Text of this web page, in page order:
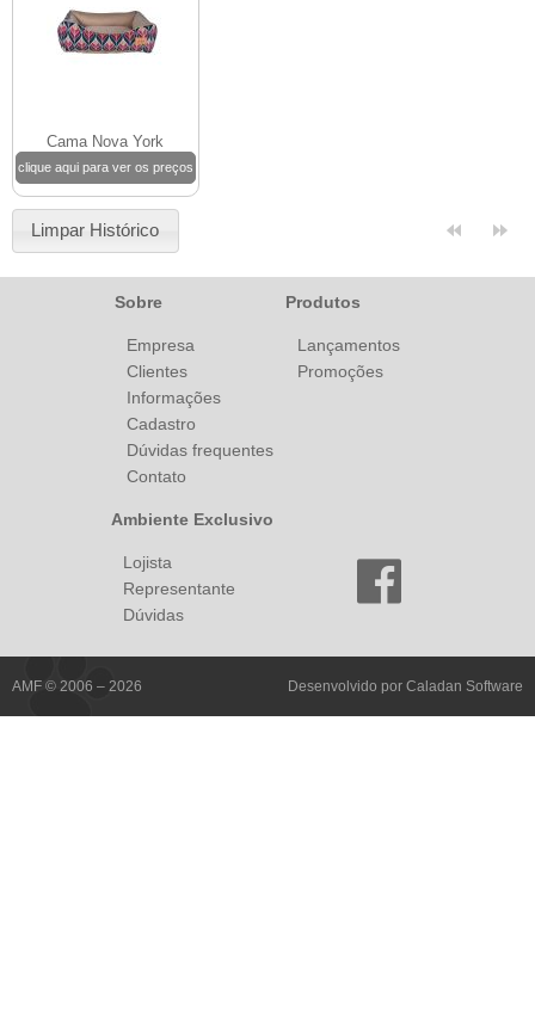
Cama Nova York
clique aqui para ver os preços
Limpar Histórico
Sobre
Empresa
Clientes
Informações
Cadastro
Dúvidas frequentes
Contato
Produtos
Lançamentos
Promoções
Ambiente Exclusivo
Lojista
Representante
Dúvidas
AMF © 2006 – 2026 Desenvolvido por Caladan Software